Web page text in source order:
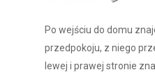
Po wejściu do domu
przedpokoju, z niego
lewej i prawej stronie